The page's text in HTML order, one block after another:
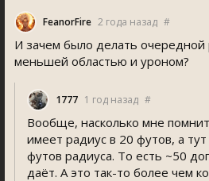
FeanorFire 2 года назад #
И зачем было делать очередной
меньшей областью и уроном?
1777 1 год назад #
Вообще, насколько мне
имеет радиус в 20 футов, а
футов радиуса. То есть ~50
даёт. А это так-то более чем